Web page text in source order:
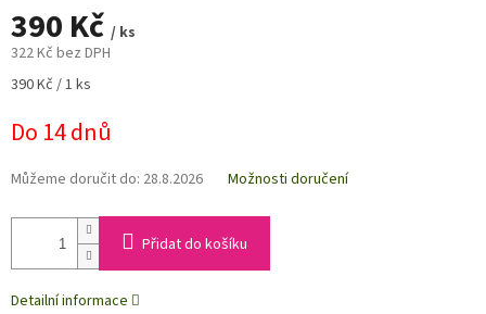
390 Kč / ks
322 Kč bez DPH
Měrná
390 Kč / 1 ks
Do 14 dnů
Můžeme doručit do: 28.8.2026 Možnosti doručení
Přidat do košíku
Detailní informace